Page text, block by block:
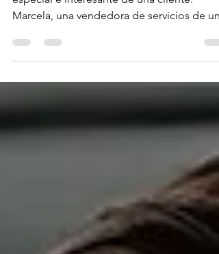
Introducción Tuve un requerimiento muy
especial e interesante de una cliente.
Marcela, una vendedora de servicios de una